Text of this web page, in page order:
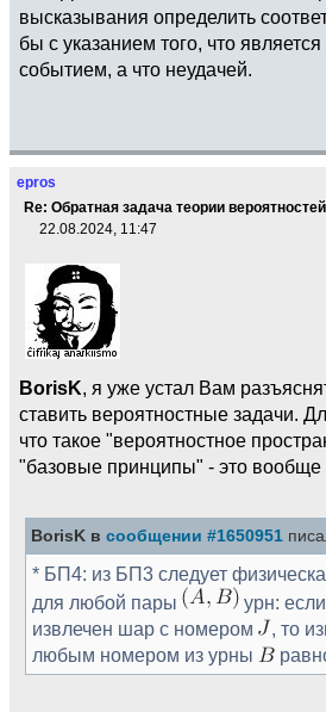
высказывания определить
бы с указанием того, что
событием, а что неудачей.
epros
Re: Обратная задача теории вероятностей
22.08.2024, 11:47
BorisK, я уже устал Вам
ставить вероятностные задачи.
что такое "вероятностное
"базовые принципы" - это вообще
BorisK в сообщении #1650951
* БП4: из БП3 следует
для любой пары
урн:
извлечен шар с номером
, то
любым номером из урны